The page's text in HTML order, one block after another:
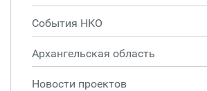
События НКО
Архангельская область
Новости проектов